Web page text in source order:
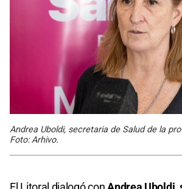
Andrea Uboldi, secretaria de Salud de la
Foto: Arhivo.